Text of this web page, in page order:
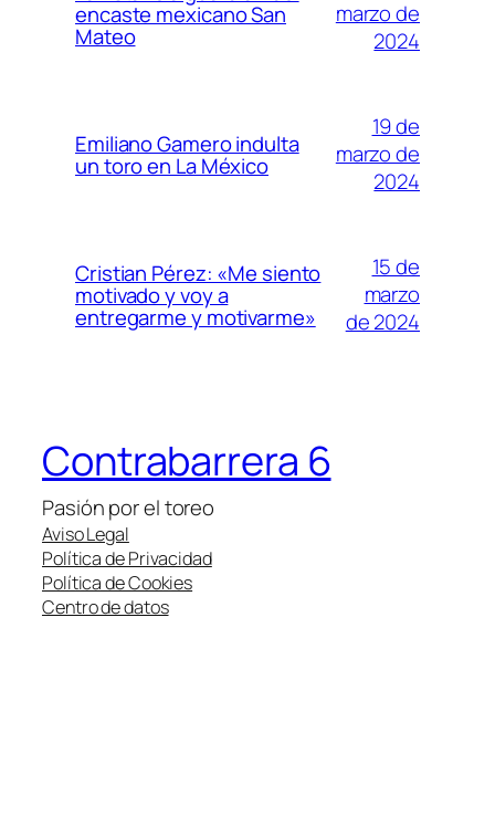
encaste mexicano San
Mateo
marzo de
2024
Emiliano Gamero indulta
un toro en La México
19 de
marzo de
2024
Cristian Pérez: «Me siento
motivado y voy a
entregarme y motivarme»
15 de
marzo
de 2024
Contrabarrera 6
Pasión por el toreo
Aviso Legal
Política de Privacidad
Política de Cookies
Centro de datos